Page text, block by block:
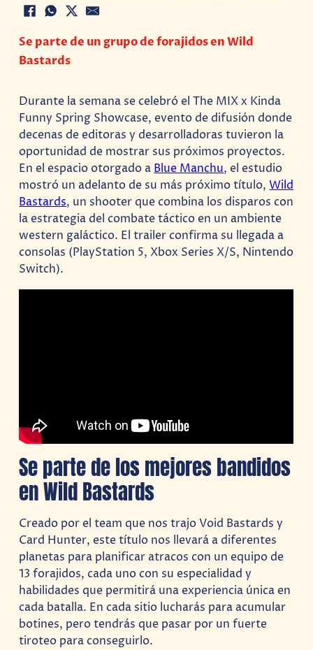
Se parte de un grupo de forajidos en Wild
Bastards
Durante la semana se celebró el The MIX x Kinda
Funny Spring Showcase, evento de difusión donde
decenas de editoras y desarrolladoras tuvieron la
oportunidad de mostrar sus próximos proyectos.
En el espacio otorgado aBlue Manchu, el estudio
mostró un adelanto de su más próximo título,Wild
Bastards, un shooter que combina los disparos con
la estrategia del combate táctico en un ambiente
western galáctico. El trailer confirma su llegada a
consolas (PlayStation 5, Xbox Series X/S, Nintendo
Switch).
Se parte de los mejores bandidos
en Wild Bastards
Creado por el team que nos trajo Void Bastards y
Card Hunter, este título nos llevará a diferentes
planetas para planificar atracos con un equipo de
13 forajidos, cada uno con su especialidad y
habilidades que permitirá una experiencia única en
cada batalla. En cada sitio lucharás para acumular
botines, pero tendrás que pasar por un fuerte
tiroteo para conseguirlo.